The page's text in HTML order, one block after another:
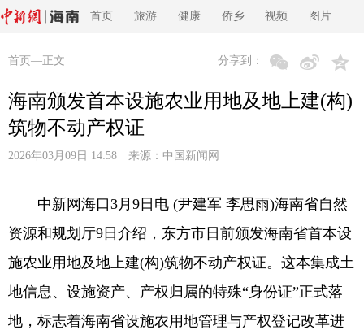
首页 旅游 健康 侨乡 视频 图片
首页 —正文 分享到：
海南颁发首本设施农业用地及地上建(构)
筑物不动产权证
2026年03月09日 14:58 来源： 中国新闻网
中新网海口3月9日电 (尹建军 李思雨)海南省自然
资源和规划厅9日介绍，东方市日前颁发海南省首本设
施农业用地及地上建(构)筑物不动产权证。这本集成土
地信息、设施资产、产权归属的特殊“身份证”正式落
地，标志着海南省设施农用地管理与产权登记改革进